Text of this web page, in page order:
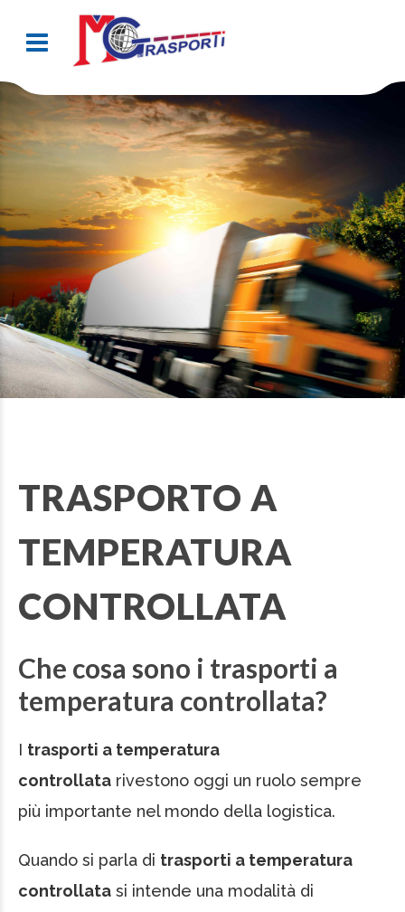
TRASPORTO A
TEMPERATURA
CONTROLLATA
Che cosa sono i trasporti a
temperatura controllata?
I trasporti a temperatura
controllata rivestono oggi un ruolo sempre
più importante nel mondo della logistica.
Quando si parla di trasporti a temperatura
controllata si intende una modalità di